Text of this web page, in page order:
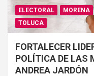
ELECTORAL MORENA
TOLUCA
FORTALECER
POLÍTICA DE LAS
ANDREA JARDÓN